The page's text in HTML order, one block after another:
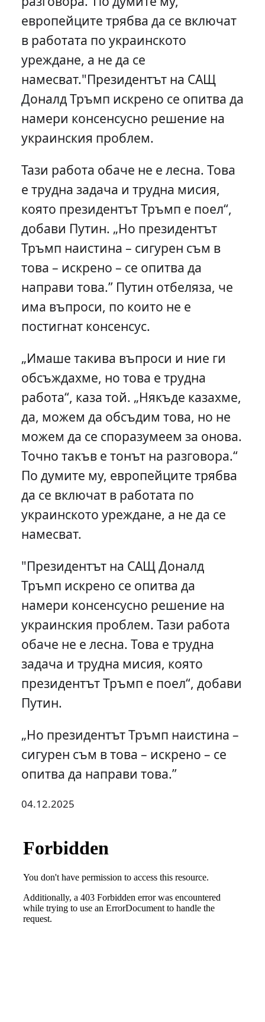
европейците трябва да се включат
в работата по украинското
уреждане, а не да се
намесват."Президентът на САЩ
Доналд Тръмп искрено се опитва да
намери консенсусно решение на
украинския проблем.
Тази работа обаче не е лесна. Това
е трудна задача и трудна мисия,
която президентът Тръмп е поел“,
добави Путин. „Но президентът
Тръмп наистина – сигурен съм в
това – искрено – се опитва да
направи това.” Путин отбеляза, че
има въпроси, по които не е
постигнат консенсус.
„Имаше такива въпроси и ние ги
обсъждахме, но това е трудна
работа“, каза той. „Някъде казахме,
да, можем да обсъдим това, но не
можем да се споразумеем за онова.
Точно такъв е тонът на разговора.“
По думите му, европейците трябва
да се включат в работата по
украинското уреждане, а не да се
намесват.
"Президентът на САЩ Доналд
Тръмп искрено се опитва да
намери консенсусно решение на
украинския проблем. Тази работа
обаче не е лесна. Това е трудна
задача и трудна мисия, която
президентът Тръмп е поел“, добави
Путин.
„Но президентът Тръмп наистина –
сигурен съм в това – искрено – се
опитва да направи това.”
04.12.2025